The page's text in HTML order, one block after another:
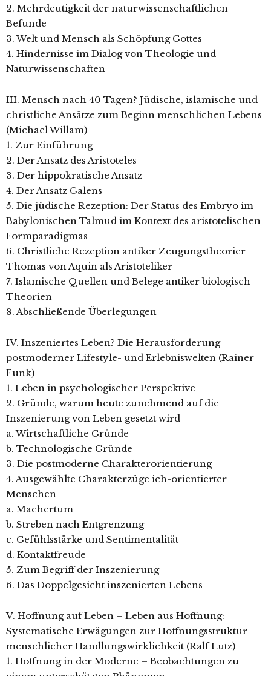
2. Mehrdeutigkeit der naturwissenschaftlichen
Befunde
3. Welt und Mensch als Schöpfung Gottes
4. Hindernisse im Dialog von Theologie und
Naturwissenschaften
III. Mensch nach 40 Tagen? Jüdische, islamische und
christliche Ansätze zum Beginn menschlichen Lebens
(Michael Willam)
1. Zur Einführung
2. Der Ansatz des Aristoteles
3. Der hippokratische Ansatz
4. Der Ansatz Galens
5. Die jüdische Rezeption: Der Status des Embryo im
Babylonischen Talmud im Kontext des aristotelischen
Formparadigmas
6. Christliche Rezeption antiker Zeugungstheorier
Thomas von Aquin als Aristoteliker
7. Islamische Quellen und Belege antiker biologisch
Theorien
8. Abschließende Überlegungen
IV. Inszeniertes Leben? Die Herausforderung
postmoderner Lifestyle- und Erlebniswelten (Rainer
Funk)
1. Leben in psychologischer Perspektive
2. Gründe, warum heute zunehmend auf die
Inszenierung von Leben gesetzt wird
a. Wirtschaftliche Gründe
b. Technologische Gründe
3. Die postmoderne Charakterorientierung
4. Ausgewählte Charakterzüge ich-orientierter
Menschen
a. Machertum
b. Streben nach Entgrenzung
c. Gefühlsstärke und Sentimentalität
d. Kontaktfreude
5. Zum Begriff der Inszenierung
6. Das Doppelgesicht inszenierten Lebens
V. Hoffnung auf Leben – Leben aus Hoffnung:
Systematische Erwägungen zur Hoffnungsstruktur
menschlicher Handlungswirklichkeit (Ralf Lutz)
1. Hoffnung in der Moderne – Beobachtungen zu